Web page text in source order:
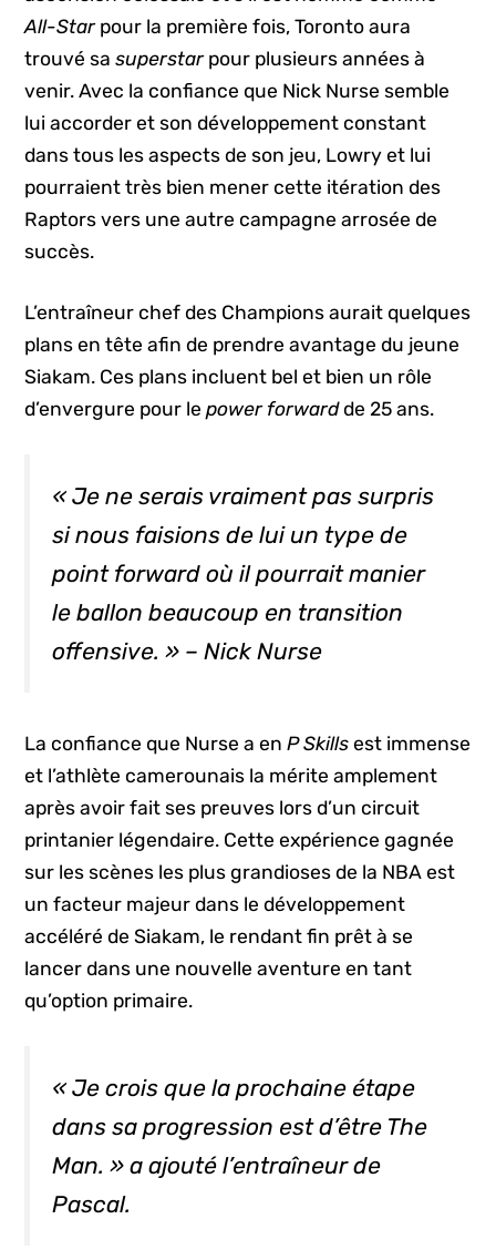
All-Starpour la première fois, Toronto aura
trouvé sasuperstarpour plusieurs années à
venir. Avec la confiance que Nick Nurse semble
lui accorder et son développement constant
dans tous les aspects de son jeu, Lowry et lui
pourraient très bien mener cette itération des
Raptors vers une autre campagne arrosée de
succès.
L’entraîneur chef des Champions aurait quelques
plans en tête afin de prendre avantage du jeune
Siakam. Ces plans incluent bel et bien un rôle
d’envergure pour lepower forwardde 25 ans.
« Je ne serais vraiment pas surpris
si nous faisions de lui un type de
point forward où il pourrait manier
le ballon beaucoup en transition
offensive. » – Nick Nurse
La confiance que Nurse a enP Skills est immense
et l’athlète camerounais la mérite amplement
après avoir fait ses preuves lors d’un circuit
printanier légendaire. Cette expérience gagnée
sur les scènes les plus grandioses de la NBA est
un facteur majeur dans le développement
accéléré de Siakam, le rendant fin prêt à se
lancer dans une nouvelle aventure en tant
qu’option primaire.
« Je crois que la prochaine étape
dans sa progression est d’être The
Man. » a ajouté l’entraîneur de
Pascal.